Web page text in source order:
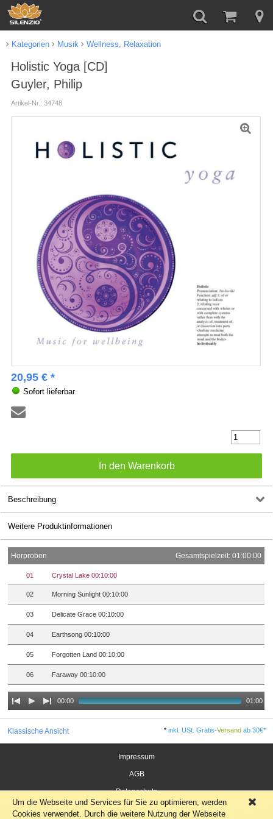
Kategorien Musik Wellness, Relaxation
Holistic Yoga [CD]
Guyler, Philip
Artikel-Nr.: 34748
20,95 € *
Sofort lieferbar
Beschreibung
Weitere Produktinformationen
Hörproben Gesamtspielzeit: 01:00:00
01 Crystal Lake 00:10:00
02 Morning Sunlight 00:10:00
03 Delicate Grace 00:10:00
04 Earthsong 00:10:00
05 Forgotten Land 00:10:00
06 Faraway 00:10:00
00:00 01:00
Klassische Ansicht *inkl. USt. Gratis-Versand ab 30€*
Impressum
AGB
Datenschutz
Widerrufsrecht für Verbraucher
Um die Webseite und Services für Sie zu optimieren, werden
Cookies verwendet. Durch die weitere Nutzung der Webseite